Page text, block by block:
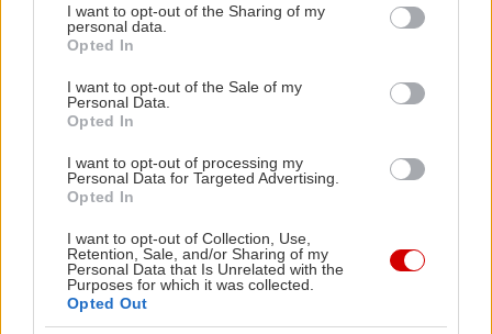
not limited to your visit or usage behaviour. You may click to
grant or deny consent to Google and its third-party tags to
use your data for below specified purposes in below Google
consent section.
I want to opt-out of the Sharing of my
personal data.
Opted In
I want to opt-out of the Sale of my
Personal Data.
Opted In
I want to opt-out of processing my
Personal Data for Targeted Advertising.
Opted In
I want to opt-out of Collection, Use,
Retention, Sale, and/or Sharing of my
Personal Data that Is Unrelated with the
Purposes for which it was collected.
Opted Out
«Ανεκπλήρωτος γάμος» (On Chesil Beach, 2017)